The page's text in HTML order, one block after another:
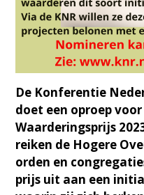
De Konferentie
doet een oproep
Waarderingsprijs
reiken de Hogere
orden en
prijs uit aan een